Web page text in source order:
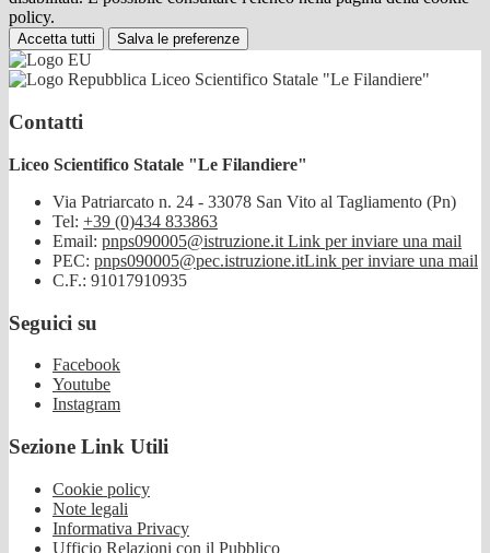
policy.
Accetta tutti Salva le preferenze
Liceo Scientifico Statale "Le Filandiere"
Contatti
Liceo Scientifico Statale "Le Filandiere"
Via Patriarcato n. 24 - 33078 San Vito al Tagliamento (Pn)
Tel: +39 (0)434 833863
Email: pnps090005@istruzione.it Link per inviare una mail
PEC: pnps090005@pec.istruzione.itLink per inviare una mail
C.F.: 91017910935
Seguici su
Facebook
Youtube
Instagram
Sezione Link Utili
Cookie policy
Note legali
Informativa Privacy
Ufficio Relazioni con il Pubblico